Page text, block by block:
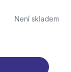
Není skladem